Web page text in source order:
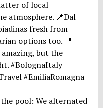
pool: We alternated